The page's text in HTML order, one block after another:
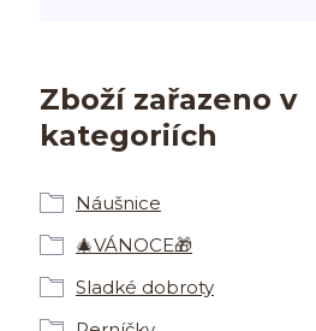
Zboží zařazeno v
kategoriích
Náušnice
🎄VÁNOCE🎁
Sladké dobroty